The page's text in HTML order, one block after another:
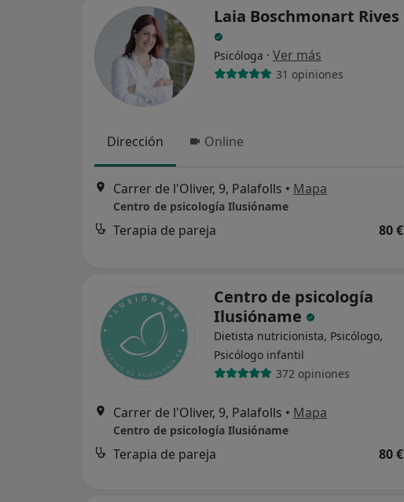
Laia Boschmonart Rives
Psicóloga · Ver más
31 opiniones
Dirección Online
Carrer de l'Oliver, 9, Palafolls • Mapa
Centro de psicología Ilusióname
Terapia de pareja 80 €
Centro de psicología
Ilusióname
Dietista nutricionista, Psicólogo,
Psicólogo infantil
372 opiniones
Carrer de l'Oliver, 9, Palafolls • Mapa
Centro de psicología Ilusióname
Terapia de pareja 80 €